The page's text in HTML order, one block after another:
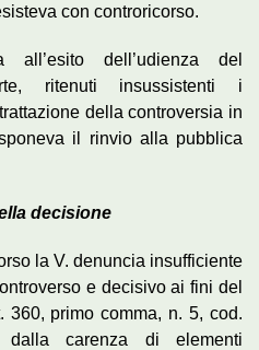
con controricorso.
dell’udienza del
ritenuti insussistenti i
della controversia in
il rinvio alla pubblica
decisione
la V. denuncia insufficiente
e decisivo ai fini del
360, primo comma, n. 5, cod.
dalla carenza di elementi